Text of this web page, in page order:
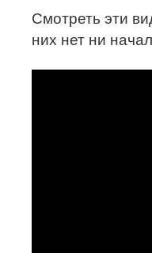
Смотреть эти
них нет ни